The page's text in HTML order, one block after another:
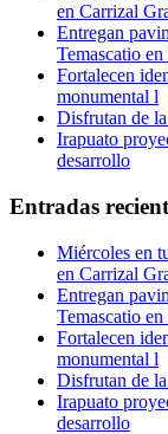
en Carrizal
Entregan
Temascatio
Fortalecen
monumental l
Disfrutan de
Irapuato
desarrollo
Entradas
Miércoles en
en Carrizal
Entregan
Temascatio
Fortalecen
monumental l
Disfrutan de
Irapuato
desarrollo